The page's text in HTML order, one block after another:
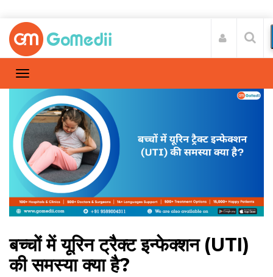
बच्चों में यूरिन ट्रैक्ट इन्फेक्शन (UTI)
की समस्या क्या है?